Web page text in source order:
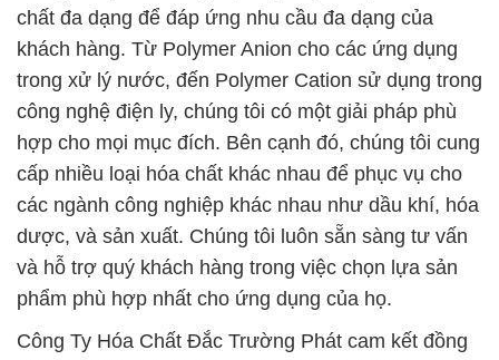
chất đa dạng để đáp ứng nhu cầu đa dạng của
khách hàng. Từ Polymer Anion cho các ứng dụng
trong xử lý nước, đến Polymer Cation sử dụng trong
công nghệ điện ly, chúng tôi có một giải pháp phù
hợp cho mọi mục đích. Bên cạnh đó, chúng tôi cung
cấp nhiều loại hóa chất khác nhau để phục vụ cho
các ngành công nghiệp khác nhau như dầu khí, hóa
dược, và sản xuất. Chúng tôi luôn sẵn sàng tư vấn
và hỗ trợ quý khách hàng trong việc chọn lựa sản
phẩm phù hợp nhất cho ứng dụng của họ.
Công Ty Hóa Chất Đắc Trường Phát cam kết đồng